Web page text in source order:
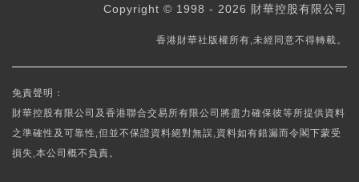
Copyright © 1998 - 2026 財華控股有限公司
香港財華社版權所有,未經同意不得轉載。
免責聲明：
財華控股有限公司及香港聯合交易所有限公司將盡力確保彼等所提供資料
之準確性及可靠性,但並不保證資料絕對無誤,資料如有錯漏而令閣下蒙受
損失,本公司概不負責。